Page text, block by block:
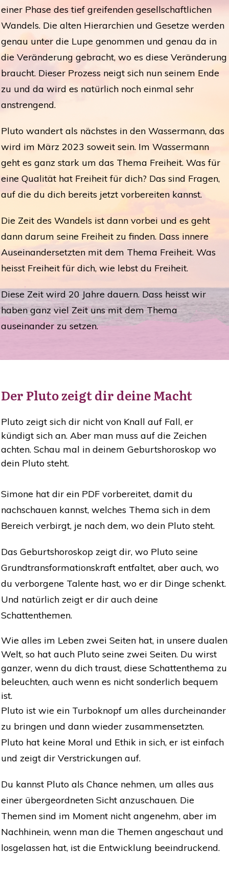
einer Phase des tief greifenden gesellschaftlichen
Wandels. Die alten Hierarchien und Gesetze werden
genau unter die Lupe genommen und genau da in
die Veränderung gebracht, wo es diese Veränderung
braucht. Dieser Prozess neigt sich nun seinem Ende
zu und da wird es natürlich noch einmal sehr
anstrengend.
Pluto wandert als nächstes in den Wassermann, das
wird im März 2023 soweit sein. Im Wassermann
geht es ganz stark um das Thema Freiheit. Was für
eine Qualität hat Freiheit für dich? Das sind Fragen,
auf die du dich bereits jetzt vorbereiten kannst.
Die Zeit des Wandels ist dann vorbei und es geht
dann darum seine Freiheit zu finden. Dass innere
Auseinandersetzten mit dem Thema Freiheit. Was
heisst Freiheit für dich, wie lebst du Freiheit.
Diese Zeit wird 20 Jahre dauern. Dass heisst wir
haben ganz viel Zeit uns mit dem Thema
auseinander zu setzen.
Der Pluto zeigt dir deine Macht
Pluto zeigt sich dir nicht von Knall auf Fall, er
kündigt sich an. Aber man muss auf die Zeichen
achten. Schau mal in deinem Geburtshoroskop wo
dein Pluto steht.
Simone hat dir ein PDF vorbereitet, damit du
nachschauen kannst, welches Thema sich in dem
Bereich verbirgt, je nach dem, wo dein Pluto steht.
Das Geburtshoroskop zeigt dir, wo Pluto seine
Grundtransformationskraft entfaltet, aber auch, wo
du verborgene Talente hast, wo er dir Dinge schenkt.
Und natürlich zeigt er dir auch deine
Schattenthemen.
Wie alles im Leben zwei Seiten hat, in unsere dualen
Welt, so hat auch Pluto seine zwei Seiten. Du wirst
ganzer, wenn du dich traust, diese Schattenthema zu
beleuchten, auch wenn es nicht sonderlich bequem
ist.
Pluto ist wie ein Turboknopf um alles durcheinander
zu bringen und dann wieder zusammensetzten.
Pluto hat keine Moral und Ethik in sich, er ist einfach
und zeigt dir Verstrickungen auf.
Du kannst Pluto als Chance nehmen, um alles aus
einer übergeordneten Sicht anzuschauen. Die
Themen sind im Moment nicht angenehm, aber im
Nachhinein, wenn man die Themen angeschaut und
losgelassen hat, ist die Entwicklung beeindruckend.